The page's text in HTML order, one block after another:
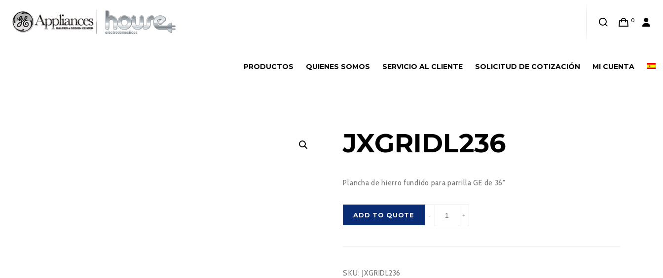
0
PRODUCTOS QUIENES SOMOS SERVICIO AL CLIENTE SOLICITUD DE COTIZACIÓN MI CUENTA
JXGRIDL236
Plancha de hierro fundido para parrilla GE de 36″
ADD TO QUOTE
cantidad
- +
SKU: JXGRIDL236